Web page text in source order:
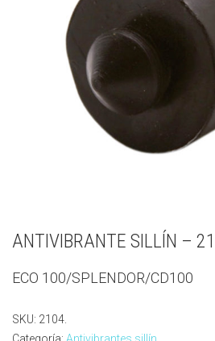
ANTIVIBRANTE SILLÍN –
ECO 100/SPLENDOR/CD100
SKU: 2104